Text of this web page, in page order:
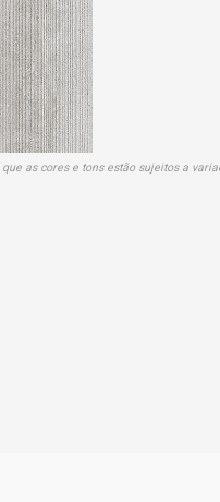
as cores e tons estão sujeitos a